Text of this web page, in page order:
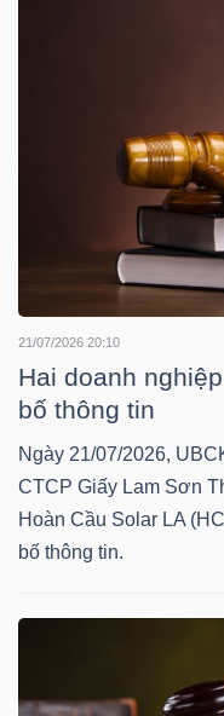
21/07/2026 20:10
Hai doanh
bố thông tin
Ngày 21/07/2026,
CTCP Giấy Lam Sơn
Hoàn Cầu Solar LA
bố thông tin.
TIÊU
DÙNG
KHÔNG
THIẾT
YẾU
TIÊU